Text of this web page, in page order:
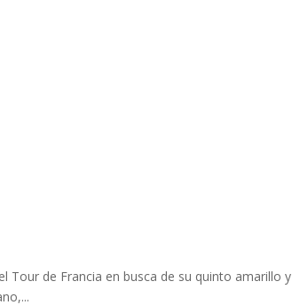
Tour de Francia en busca de su quinto amarillo y